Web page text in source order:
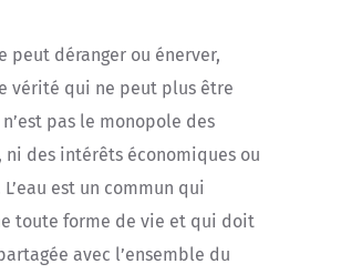
peut déranger ou énerver,
vérité qui ne peut plus être
n’est pas le monopole des
ni des intérêts économiques ou
est un commun qui
toute forme de vie et qui doit
avec l’ensemble du